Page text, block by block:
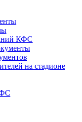
КФС
на стадионе